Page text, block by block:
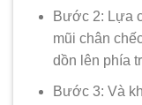
Bước 2: Lựa
mũi chân
dồn lên phía
Bước 3: Và